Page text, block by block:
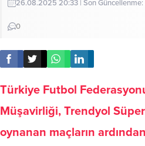
26.08.2025 20:33 | Son
0
Türkiye Futbol
Müşavirliği, Trendyol
oynanan maçların